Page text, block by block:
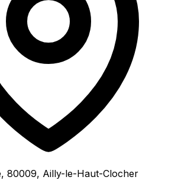
80009, Ailly-le-Haut-Clocher